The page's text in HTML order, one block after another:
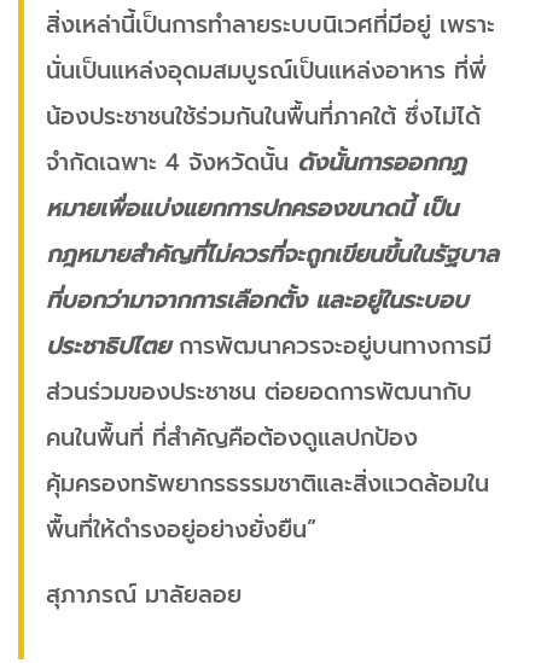
สิ่งเหล่านี้เป็นการทำลายระบบนิเวศที่มีอยู่ เพราะ
นั่นเป็นแหล่งอุดมสมบูรณ์เป็นแหล่งอาหาร ที่พี่
น้องประชาชนใช้ร่วมกันในพื้นที่ภาคใต้ ซึ่งไม่ได้
จำกัดเฉพาะ 4 จังหวัดนั้น ดังนั้นการออกกฏ
หมายเพื่อแบ่งแยกการปกครองขนาดนี้ เป็น
กฎหมายสำคัญที่ไม่ควรที่จะถูกเขียนขึ้นในรัฐบาล
ที่บอกว่ามาจากการเลือกตั้ง และอยู่ในระบอบ
ประชาธิปไตยการพัฒนาควรจะอยู่บนทางการมี
ส่วนร่วมของประชาชน ต่อยอดการพัฒนากับ
คนในพื้นที่ ที่สำคัญคือต้องดูแลปกป้อง
คุ้มครองทรัพยากรธรรมชาติและสิ่งแวดล้อมใน
พื้นที่ให้ดำรงอยู่อย่างยั่งยืน”
สุภาภรณ์ มาลัยลอย